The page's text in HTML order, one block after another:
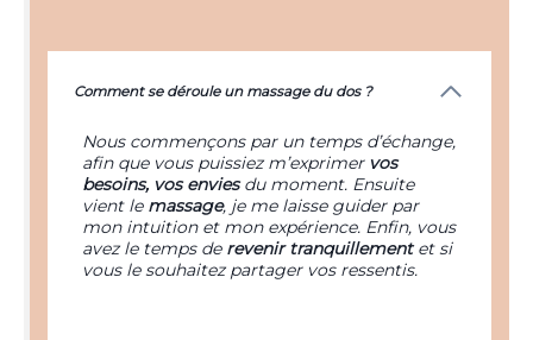
Comment se déroule un massage du dos ?
Nous commençons par un temps d’échange,
afin que vous puissiez m’exprimer vos
besoins, vos enviesdu moment. Ensuite
vient le massage, je me laisse guider par
mon intuition et mon expérience. Enfin, vous
avez le temps de revenir tranquillementet si
vous le souhaitez partager vos ressentis.